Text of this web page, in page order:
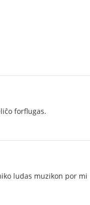
forflugas.
ludas muzikon por mi